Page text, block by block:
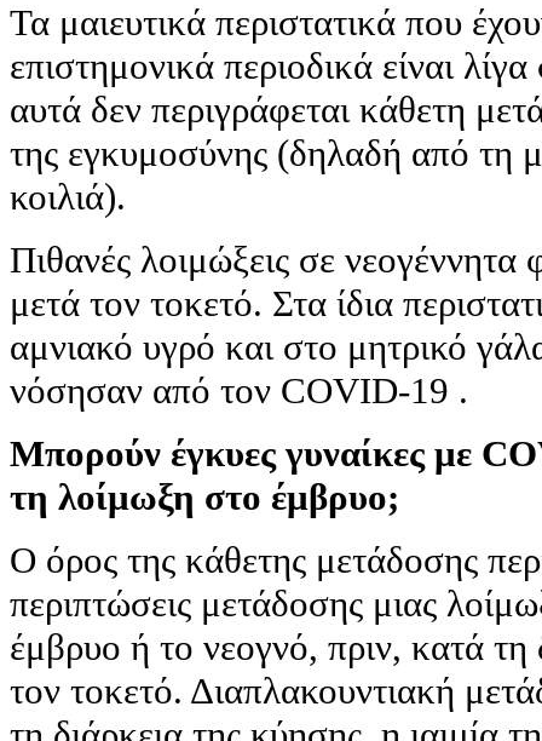
Τα μαιευτικά περιστατικά που
επιστημονικά περιοδικά είναι
αυτά δεν περιγράφεται κάθετη
της εγκυμοσύνης (δηλαδή από τη
κοιλιά).
Πιθανές λοιμώξεις σε νεογέννητα
μετά τον τοκετό. Στα ίδια
αμνιακό υγρό και στο μητρικό
νόσησαν από τον COVID-19 .
Μπορούν έγκυες γυναίκες με
τη λοίμωξη στο έμβρυο;
Ο όρος της κάθετης μετάδοσης
περιπτώσεις μετάδοσης μιας
έμβρυο ή το νεογνό, πριν, κατά
τον τοκετό. Διαπλακουντιακή